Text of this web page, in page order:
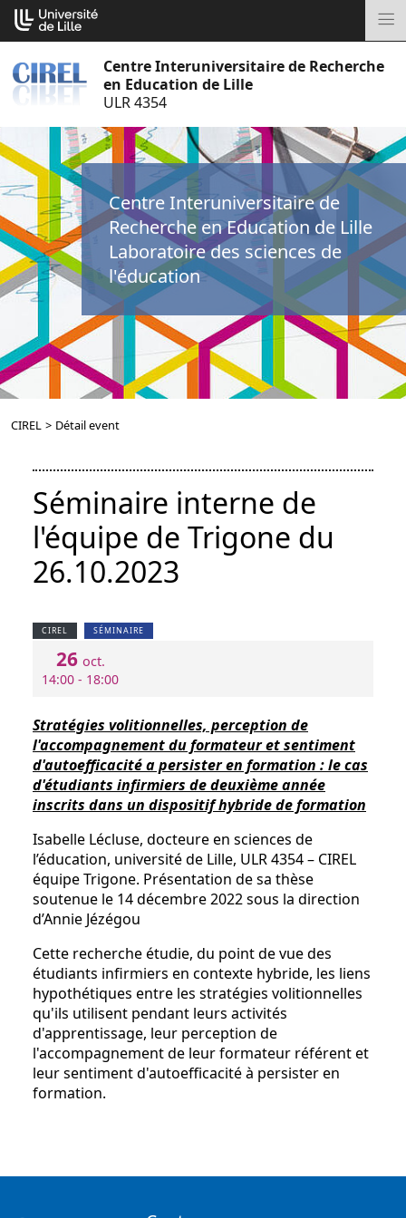
Aller
au
Centre Interuniversitaire de Recherche
en Education de Lille
ULR 4354
Centre Interuniversitaire de
Recherche en Education de Lille
Laboratoire des sciences de
l'éducation
CIREL > Détail event
Séminaire interne de
l'équipe de Trigone du
26.10.2023
CIREL SÉMINAIRE
26 oct.
14:00 - 18:00
Stratégies volitionnelles, perception de
l'accompagnement du formateur et sentiment
d'autoefficacité a persister en formation : le cas
d'étudiants infirmiers de deuxième année
inscrits dans un dispositif hybride de formation
Isabelle Lécluse, docteure en sciences de
l’éducation, université de Lille, ULR 4354 – CIREL
équipe Trigone. Présentation de sa thèse
soutenue le 14 décembre 2022 sous la direction
d’Annie Jézégou
Cette recherche étudie, du point de vue des
étudiants infirmiers en contexte hybride, les liens
hypothétiques entre les stratégies volitionnelles
qu'ils utilisent pendant leurs activités
d'apprentissage, leur perception de
l'accompagnement de leur formateur référent et
leur sentiment d'autoefficacité à persister en
formation.
Cookies management panel